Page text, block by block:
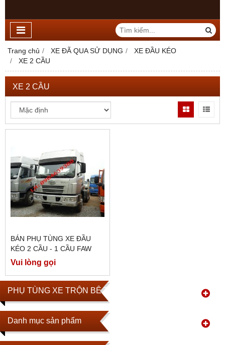
Trang chủ XE ĐÃ QUA SỬ DỤNG
XE ĐẦU KÉO
XE 2 CẦU
PHỤ TÙNG XE TRỘN BÊ TÔNG
Danh mục sản phẩm
XE 2 CẦU
BÁN PHỤ TÙNG XE ĐẦU
KÉO 2 CẦU - 1 CẦU FAW
Vui lòng gọi